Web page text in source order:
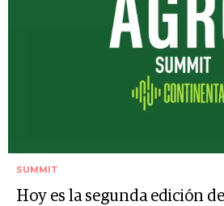
SUMMIT
Hoy es la segunda edición